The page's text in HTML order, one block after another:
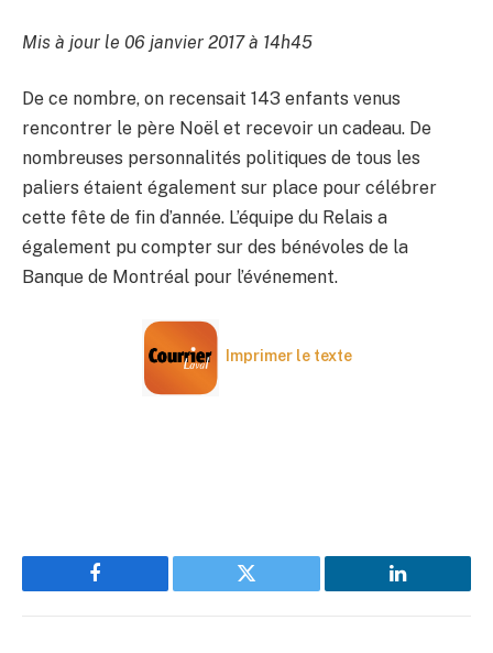
Mis à jour le 06 janvier 2017 à 14h45
De ce nombre, on recensait 143 enfants venus
rencontrer le père Noël et recevoir un cadeau. De
nombreuses personnalités politiques de tous les
paliers étaient également sur place pour célébrer
cette fête de fin d’année. L’équipe du Relais a
également pu compter sur des bénévoles de la
Banque de Montréal pour l’événement.
Imprimer le texte
Facebook Twitter LinkedIn